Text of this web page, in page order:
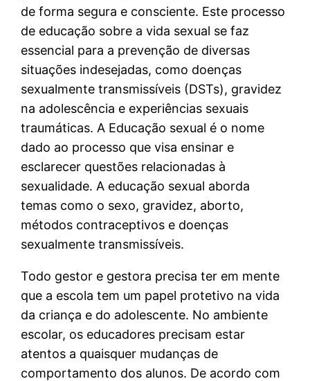
de forma segura e consciente. Este processo
de educação sobre a vida sexual se faz
essencial para a prevenção de diversas
situações indesejadas, como doenças
sexualmente transmissíveis (DSTs), gravidez
na adolescência e experiências sexuais
traumáticas. A Educação sexual é o nome
dado ao processo que visa ensinar e
esclarecer questões relacionadas à
sexualidade. A educação sexual aborda
temas como o sexo, gravidez, aborto,
métodos contraceptivos e doenças
sexualmente transmissíveis.
Todo gestor e gestora precisa ter em mente
que a escola tem um papel protetivo na vida
da criança e do adolescente. No ambiente
escolar, os educadores precisam estar
atentos a quaisquer mudanças de
comportamento dos alunos. De acordo com